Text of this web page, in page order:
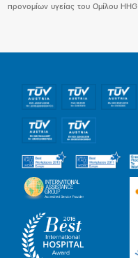
προνομίων υγείας του Ομίλου HHG